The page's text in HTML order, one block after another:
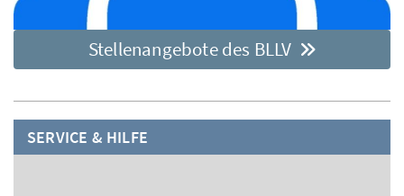
Stellenangebote des BLLV
SERVICE & HILFE